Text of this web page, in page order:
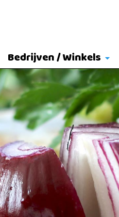
Bedrijven / Winkels